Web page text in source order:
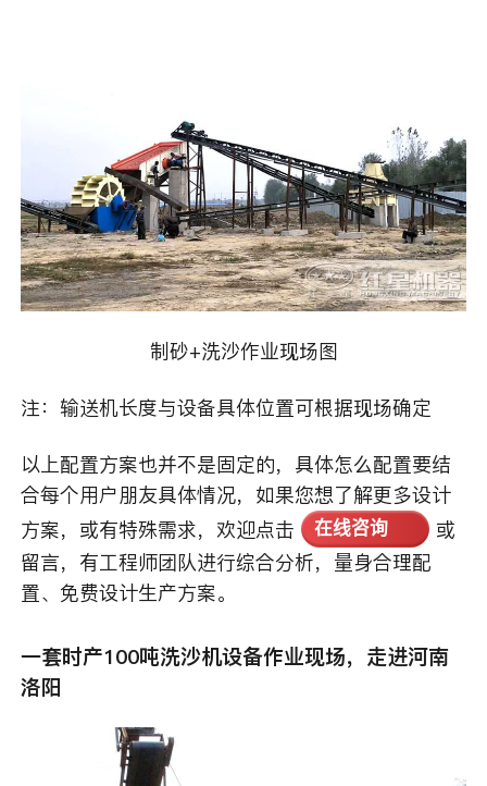
制砂+洗沙作业现场图
注：输送机长度与设备具体位置可根据现场确定
以上配置方案也并不是固定的，具体怎么配置要结
合每个用户朋友具体情况，如果您想了解更多设计
方案，或有特殊需求，欢迎点击
在线咨询
或
留言，有工程师团队进行综合分析，量身合理配
置、免费设计生产方案。
一套时产100吨洗沙机设备作业现场，走进河南
洛阳